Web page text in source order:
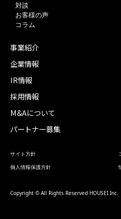
対談
お客様の声
コラム
事業紹介
企業情報
IR情報
採用情報
M&Aについて
パートナー募集
サイト方針
個人情報保護方針
Copyright © All Rights Reserved HOUSEI Inc.